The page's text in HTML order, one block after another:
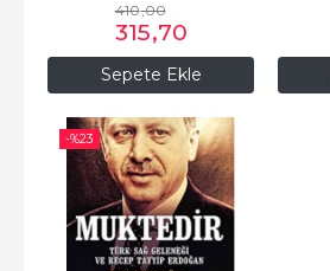
Sepete Ekle
410,00
315,70
-%23